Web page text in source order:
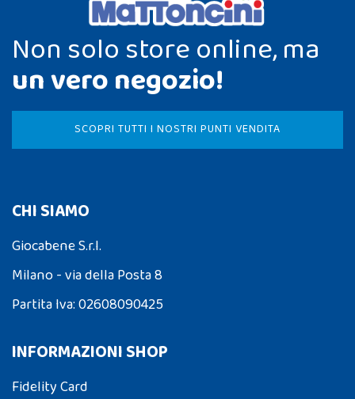
Non solo store online, ma
un vero negozio!
SCOPRI TUTTI I NOSTRI PUNTI VENDITA
CHI SIAMO
Giocabene S.r.l.
Milano - via della Posta 8
Partita Iva: 02608090425
INFORMAZIONI SHOP
Fidelity Card